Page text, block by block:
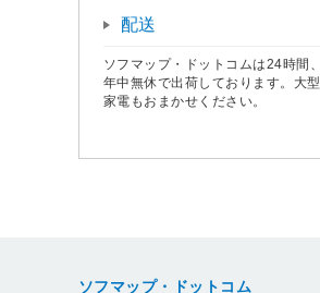
配送
ソフマップ・ドットコムは24時間、
年中無休で出荷しております。大型
家電もおまかせください。
ソフマップ・ドットコム